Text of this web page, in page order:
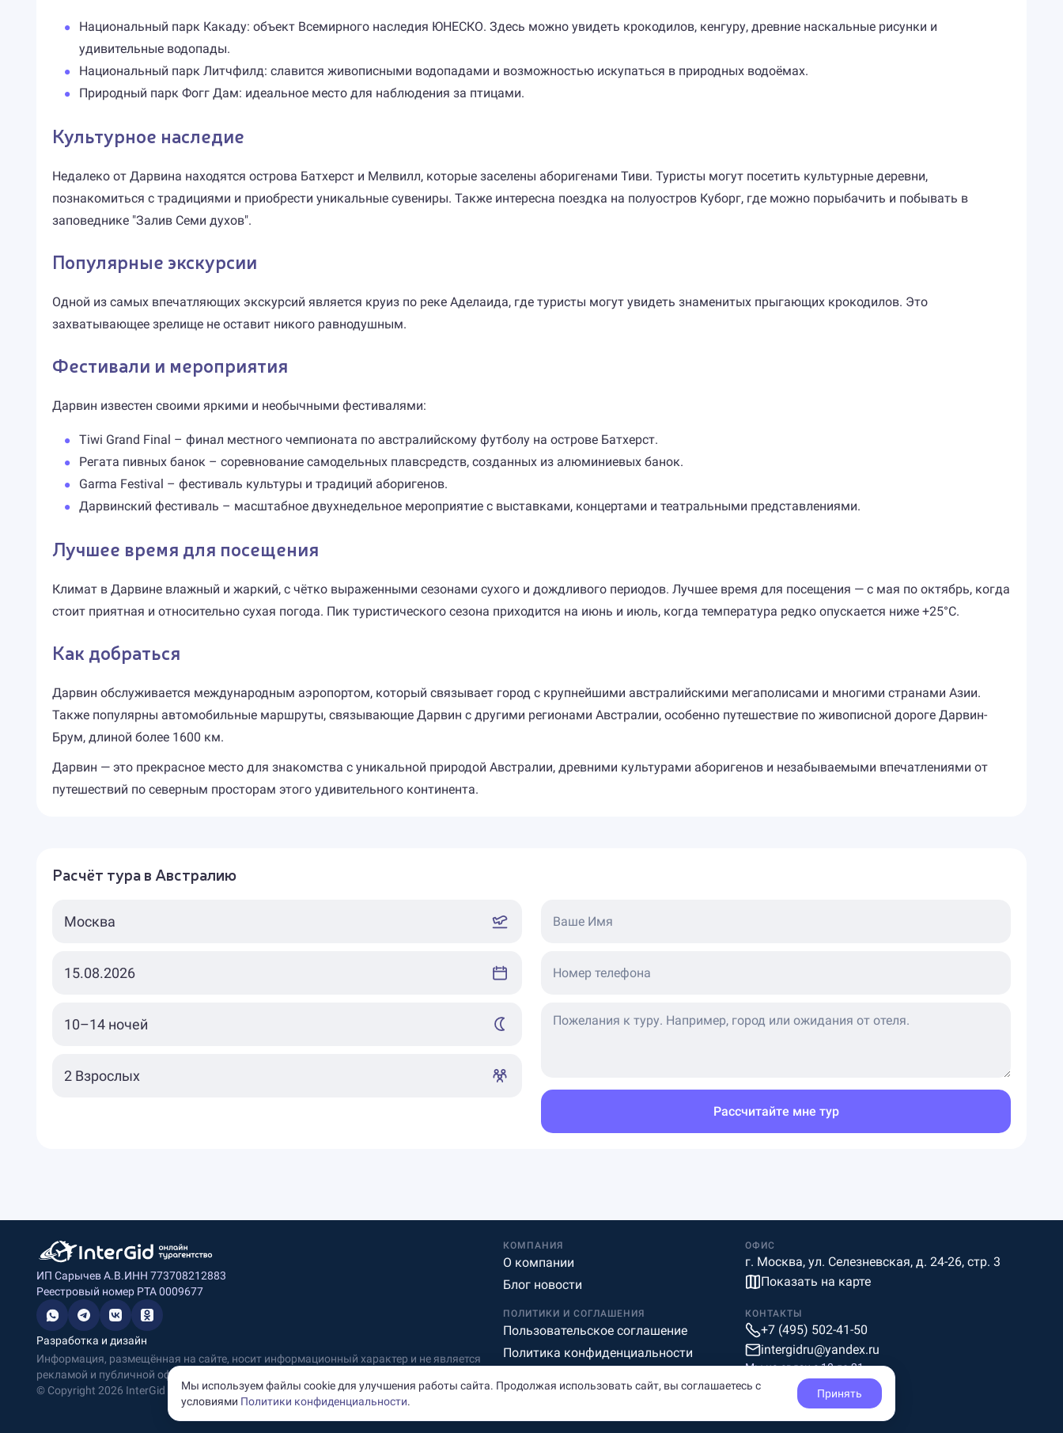
Национальный парк Какаду: объект Всемирного наследия ЮНЕСКО. Здесь можно увидеть крокодилов, кенгуру, древние наскальные рисунки и
удивительные водопады.
Национальный парк Литчфилд: славится живописными водопадами и возможностью искупаться в природных водоёмах.
Природный парк Фогг Дам: идеальное место для наблюдения за птицами.
Культурное наследие
Недалеко от Дарвина находятся острова Батхерст и Мелвилл, которые заселены аборигенами Тиви. Туристы могут посетить культурные деревни,
познакомиться с традициями и приобрести уникальные сувениры. Также интересна поездка на полуостров Куборг, где можно порыбачить и побывать в
заповеднике "Залив Семи духов".
Популярные экскурсии
Одной из самых впечатляющих экскурсий является круиз по реке Аделаида, где туристы могут увидеть знаменитых прыгающих крокодилов. Это
захватывающее зрелище не оставит никого равнодушным.
Фестивали и мероприятия
Дарвин известен своими яркими и необычными фестивалями:
Tiwi Grand Final – финал местного чемпионата по австралийскому футболу на острове Батхерст.
Регата пивных банок – соревнование самодельных плавсредств, созданных из алюминиевых банок.
Garma Festival – фестиваль культуры и традиций аборигенов.
Дарвинский фестиваль – масштабное двухнедельное мероприятие с выставками, концертами и театральными представлениями.
Лучшее время для посещения
Климат в Дарвине влажный и жаркий, с чётко выраженными сезонами сухого и дождливого периодов. Лучшее время для посещения — с мая по октябрь, когда
стоит приятная и относительно сухая погода. Пик туристического сезона приходится на июнь и июль, когда температура редко опускается ниже +25°C.
Как добраться
Дарвин обслуживается международным аэропортом, который связывает город с крупнейшими австралийскими мегаполисами и многими странами Азии.
Также популярны автомобильные маршруты, связывающие Дарвин с другими регионами Австралии, особенно путешествие по живописной дороге Дарвин-
Брум, длиной более 1600 км.
Дарвин — это прекрасное место для знакомства с уникальной природой Австралии, древними культурами аборигенов и незабываемыми впечатлениями от
путешествий по северным просторам этого удивительного континента.
Расчёт тура в Австралию
Ваше Имя
Номер телефона
Рассчитайте мне тур
ИП Сарычев А.В.ИНН 773708212883
Реестровый номер РТА 0009677
Разработка и дизайн
Информация, размещённая на сайте, носит информационный характер и не является
рекламой и публичной офертой.
© Copyright 2026 InterGid Все права защищены.
КОМПАНИЯ
О компании
Блог новости
ОФИС
г. Москва, ул. Селезневская, д. 24-26, стр. 3
Показать на карте
ПОЛИТИКИ И СОГЛАШЕНИЯ
Пользовательское соглашение
Политика конфиденциальности
КОНТАКТЫ
+7 (495) 502-41-50
intergidru@yandex.ru
Мы на связи c 10 до 21
Мы используем файлы cookie для улучшения работы сайта. Продолжая использовать сайт, вы соглашаетесь с
условиями Политики конфиденциальности.
Принять